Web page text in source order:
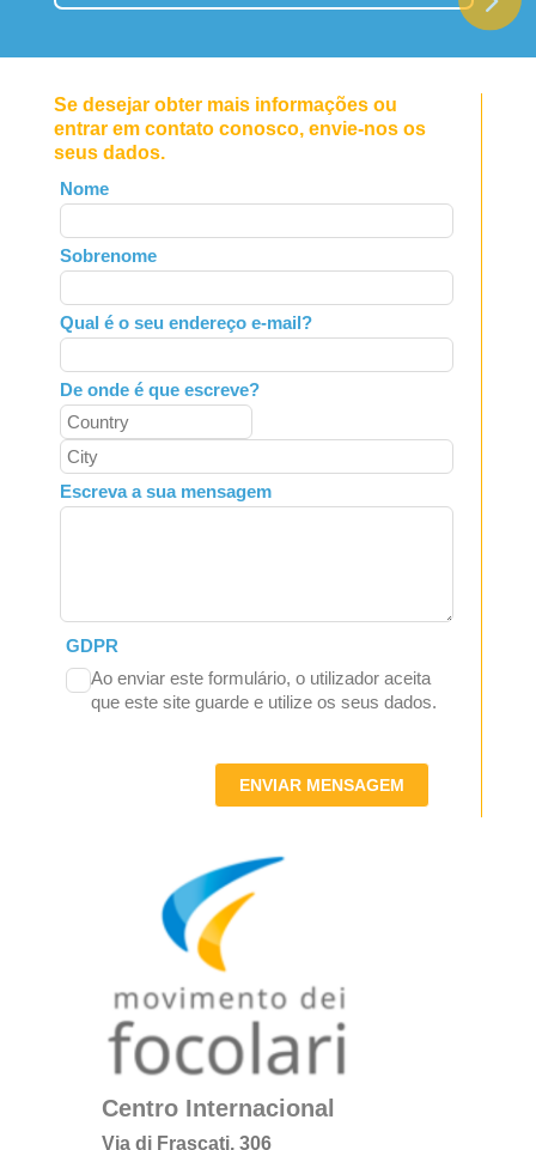
Se desejar obter mais informações ou
entrar em contato conosco, envie-nos os
seus dados.
Leave
this
field
blank
Nome
Sobrenome
Qual é o seu endereço e-mail?
De onde é que escreve?
Escreva a sua mensagem
GDPR
Ao enviar este formulário, o utilizador aceita
que este site guarde e utilize os seus dados.
ENVIAR MENSAGEM
Centro Internacional
Via di Frascati, 306